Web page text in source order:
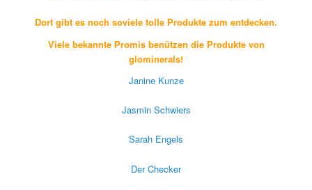
Dort gibt es noch soviele tolle Produkte zum entdecken.
Viele bekannte Promis benützen die Produkte von
glominerals!
Janine Kunze
Jasmin Schwiers
Sarah Engels
Der Checker